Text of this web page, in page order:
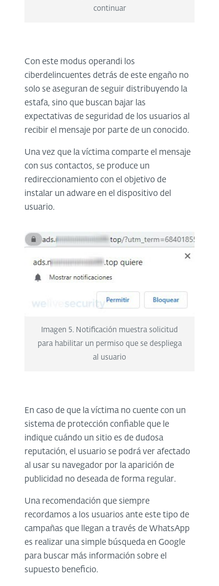
continuar
Con este modus operandi los
ciberdelincuentes detrás de este engaño no
solo se aseguran de seguir distribuyendo la
estafa, sino que buscan bajar las
expectativas de seguridad de los usuarios al
recibir el mensaje por parte de un conocido.
Una vez que la víctima comparte el mensaje
con sus contactos, se produce un
redireccionamiento con el objetivo de
instalar un adware en el dispositivo del
usuario.
Imagen 5. Notificación muestra solicitud
para habilitar un permiso que se despliega
al usuario
En caso de que la víctima no cuente con un
sistema de protección confiable que le
indique cuándo un sitio es de dudosa
reputación, el usuario se podrá ver afectado
al usar su navegador por la aparición de
publicidad no deseada de forma regular.
Una recomendación que siempre
recordamos a los usuarios ante este tipo de
campañas que llegan a través de WhatsApp
es realizar una simple búsqueda en Google
para buscar más información sobre el
supuesto beneficio.